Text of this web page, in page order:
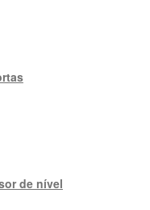
de nível